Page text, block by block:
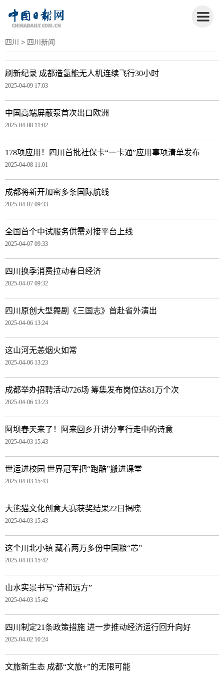
四川 > 四川新闻
刷新纪录 成都造氢能无人机连续飞行30小时
2025-04-09 17:03
中国高端屏蔽泵首次出口欧洲
2025-04-08 11:02
178项应用！四川首批社保卡“一卡通”应用事项清单发布
2025-04-08 11:01
成都将新开加密多条国际航线
2025-04-07 09:33
全国首个中试服务供需对接平台上线
2025-04-07 09:33
四川换季消费拉动春日经济
2025-04-07 09:32
四川原创大型舞剧《三国志》首赴省外演出
2025-04-06 13:24
这山河无恙烟火如常
2025-04-06 13:23
成都举办招聘活动726场 筹集发布岗位达81万个次
2025-04-06 13:23
阿坝春天来了！阿来回乡开讲分享行走中的诗意
2025-04-03 15:43
世运进校园 世界冠军把“跑酷”搬进课堂
2025-04-03 15:43
大熊猫文化创意大赛获奖结果22日揭晓
2025-04-03 15:43
这个川北小镇 藏着两万多份中国粮“芯”
2025-04-03 15:42
山水实景书写“诗和远方”
2025-04-03 15:42
四川制定21条政策措施 进一步推动经济运行回升向好
2025-04-02 10:24
文旅新生态 成都“文旅+”的无限可能